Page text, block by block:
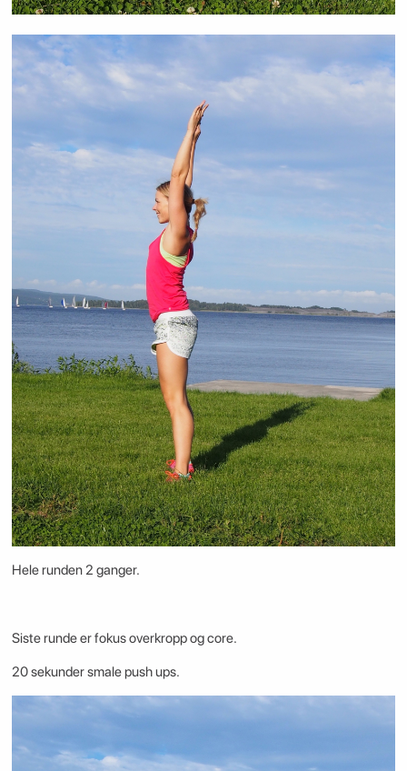
Hele runden 2 ganger.
Siste runde er fokus overkropp og core.
20 sekunder smale push ups.